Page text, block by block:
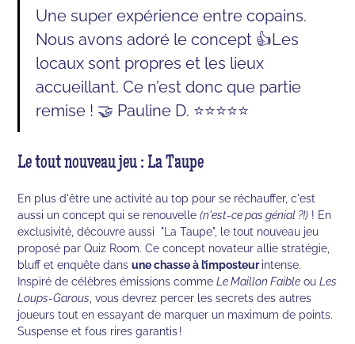
Une super expérience entre copains.
Nous avons adoré le concept 👍Les
locaux sont propres et les lieux
accueillant. Ce n’est donc que partie
remise ! 🤝 Pauline D. ⭐⭐⭐⭐⭐
Le tout nouveau jeu : La Taupe
En plus d'être une activité au top pour se réchauffer, c'est
aussi un concept qui se renouvelle(n'est-ce pas génial ?!) ! En
exclusivité, découvre aussi "La Taupe", le tout nouveau jeu
proposé par Quiz Room. Ce concept novateur allie stratégie,
bluff et enquête dansune chasse à l’imposteurintense.
Inspiré de célèbres émissions commeLe Maillon Faible ouLes
Loups-Garous , vous devrez percer les secrets des autres
joueurs tout en essayant de marquer un maximum de points.
Suspense et fous rires garantis !